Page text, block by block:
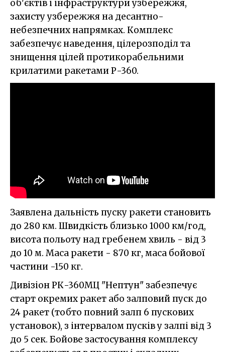
об'єктів і інфраструктури узбережжя,
захисту узбережжя на десантно-
небезпечних напрямках. Комплекс
забезпечує наведення, цілерозподіл та
знищення цілей протикорабельними
крилатими ракетами Р-360.
Заявлена дальність пуску ракети становить
до 280 км. Швидкість близько 1000 км/год,
висота польоту над гребенем хвиль - від 3
до 10 м. Маса ракети - 870 кг, маса бойової
частини -150 кг.
Дивізіон РК-360МЦ "Нептун" забезпечує
старт окремих ракет або залповий пуск до
24 ракет (тобто повний залп 6 пускових
установок), з інтервалом пусків у залпі від 3
до 5 сек. Бойове застосування комплексу